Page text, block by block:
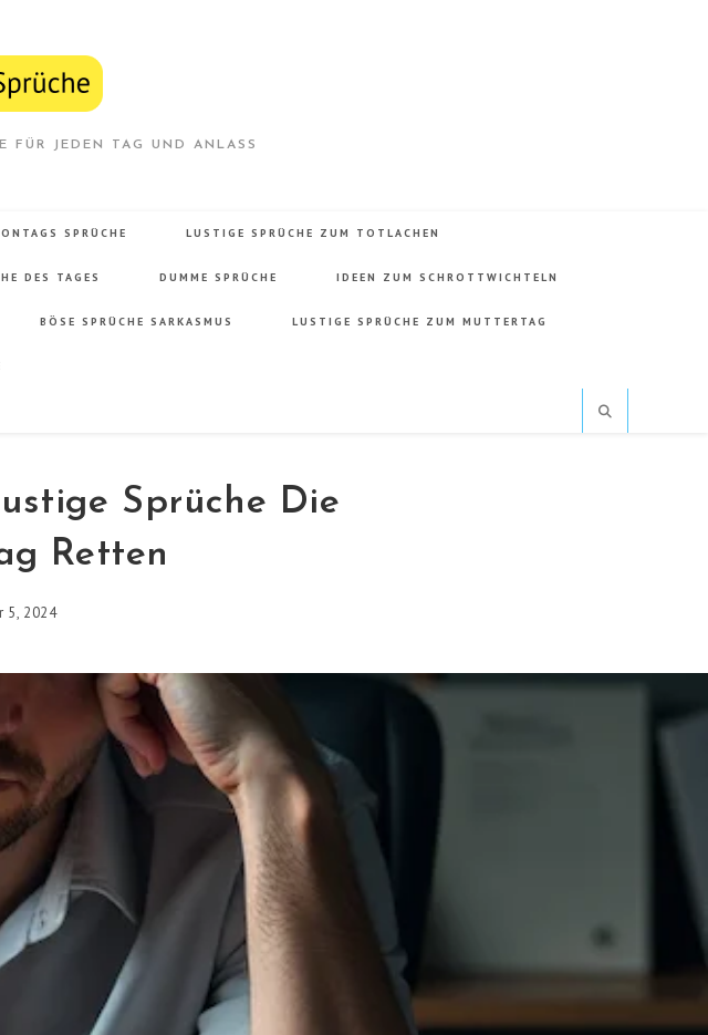
FÜR JEDEN TAG UND ANLASS
SPRÜCHE LUSTIGE SPRÜCHE ZUM TOTLACHEN
DES TAGES DUMME SPRÜCHE IDEEN ZUM SCHROTTWICHTELN
BÖSE SPRÜCHE SARKASMUS LUSTIGE SPRÜCHE ZUM MUTTERTAG
Sprüche Die
Retten
5, 2024